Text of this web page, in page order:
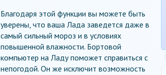
Благодаря этой функции вы можете быть
уверены, что ваша Лада заведется даже в
самый сильный мороз и в условиях
повышенной влажности. Бортовой
компьютер на Ладу поможет справиться с
непогодой. Он же исключит возможность